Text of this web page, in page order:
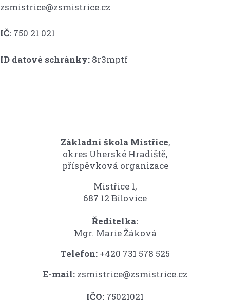
zsmistrice@zsmistrice.cz
IČ: 750 21 021
ID datové schránky: 8r3mptf
Základní škola Mistřice,
okres Uherské Hradiště,
příspěvková organizace
Mistřice 1,
687 12 Bílovice
Ředitelka:
Mgr. Marie Žáková
Telefon: +420 731 578 525
E-mail: zsmistrice@zsmistrice.cz
IČO: 75021021